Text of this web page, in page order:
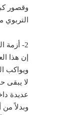
وقصور
التربوي
إن هذا
ويواكب
لا يبقى
عديدة
وبدلاً